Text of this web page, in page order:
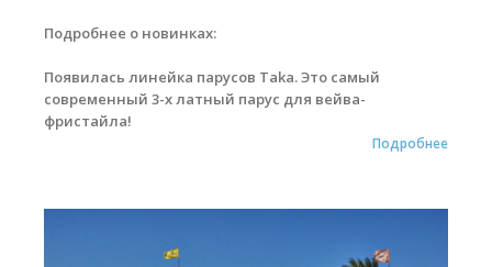
Подробнее о новинках:
Появилась линейка парусов Taka. Это самый
современный 3-х латный парус для вейва-
фристайла!
Подробнее